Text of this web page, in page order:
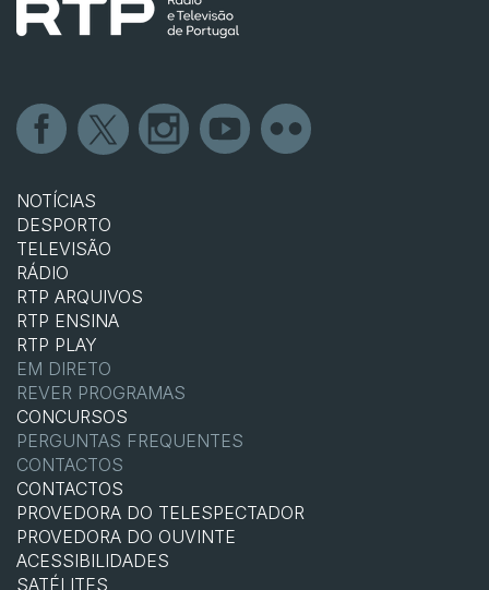
NOTÍCIAS
DESPORTO
TELEVISÃO
RÁDIO
RTP ARQUIVOS
RTP ENSINA
RTP PLAY
EM DIRETO
REVER PROGRAMAS
CONCURSOS
PERGUNTAS FREQUENTES
CONTACTOS
CONTACTOS
PROVEDORA DO TELESPECTADOR
PROVEDORA DO OUVINTE
ACESSIBILIDADES
SATÉLITES